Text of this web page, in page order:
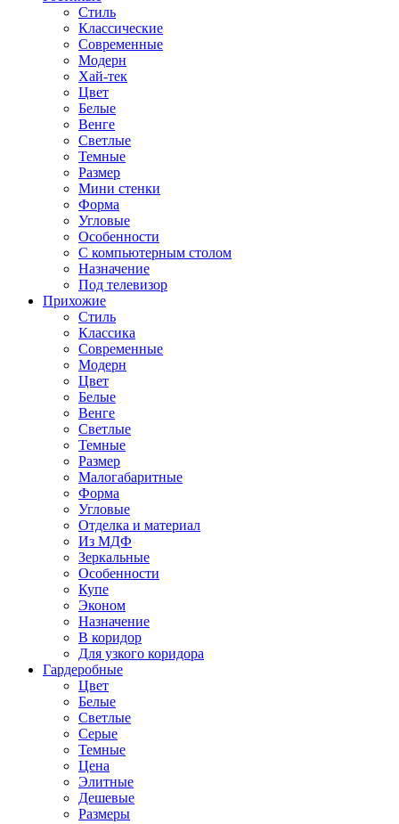
Стиль
Классические
Современные
Модерн
Хай-тек
Цвет
Белые
Венге
Светлые
Темные
Размер
Мини стенки
Форма
Угловые
Особенности
С компьютерным столом
Назначение
Под телевизор
Прихожие
Стиль
Классика
Современные
Модерн
Цвет
Белые
Венге
Светлые
Темные
Размер
Малогабаритные
Форма
Угловые
Отделка и материал
Из МДФ
Зеркальные
Особенности
Купе
Эконом
Назначение
В коридор
Для узкого коридора
Гардеробные
Цвет
Белые
Светлые
Серые
Темные
Цена
Элитные
Дешевые
Размеры